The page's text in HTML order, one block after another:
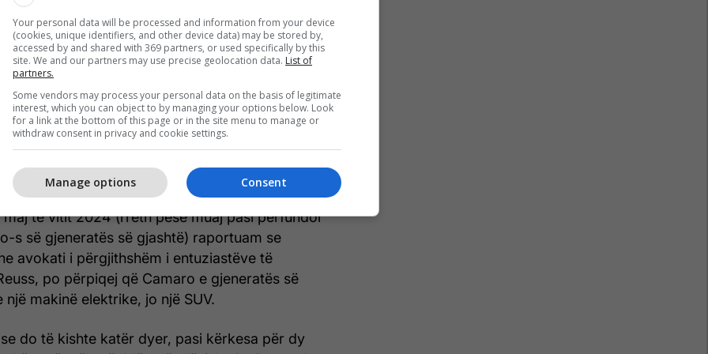
nga objektivat e saj për automjetet elektrike, por
elektrike si të ardhmen përfundimtare
i tillë do të zgjasë më shumë se sa
maj të vitit 2024 (rreth pesë muaj pasi përfundoi
s së gjeneratës së gjashtë) raportuam se
avokati i përgjithshëm i entuziastëve të
po përpiqej që Camaro e gjeneratës së
një makinë elektrike, jo një SUV.
do të kishte katër dyer, pasi kërkesa për dy
Your personal data will be processed and information from your device
(cookies, unique identifiers, and other device data) may be stored by,
accessed by and shared with 369 partners, or used specifically by this
site. We and our partners may use precise geolocation data. List of
partners.
Some vendors may process your personal data on the basis of legitimate
interest, which you can object to by managing your options below. Look
for a link at the bottom of this page or in the site menu to manage or
withdraw consent in privacy and cookie settings.
Consent
Manage options